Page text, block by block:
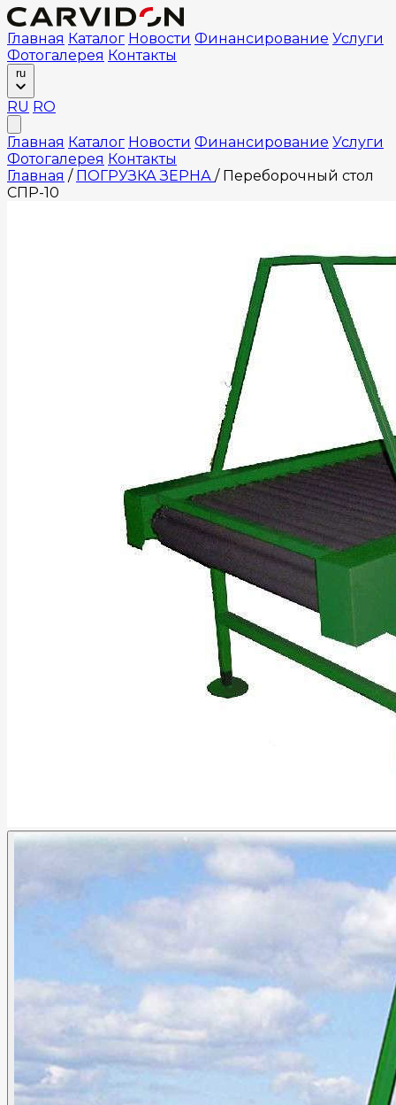
Главная Каталог Новости Финансирование Услуги
Фотогалерея Контакты
ru
RU RO
Главная Каталог Новости Финансирование Услуги
Фотогалерея Контакты
Главная / ПОГРУЗКА ЗЕРНА / Переборочный стол
СПР-10